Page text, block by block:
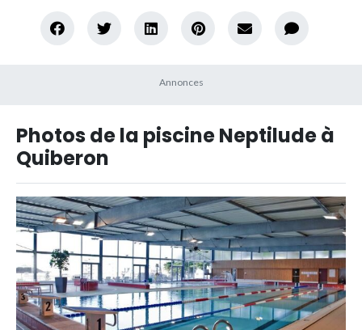
Photos de la piscine Neptilude à
Quiberon